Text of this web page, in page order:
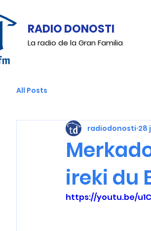
RADIO DONOSTI
La radio de la Gran Familia
All Posts
ireki du
radiodonosti 28
https://youtu.be/